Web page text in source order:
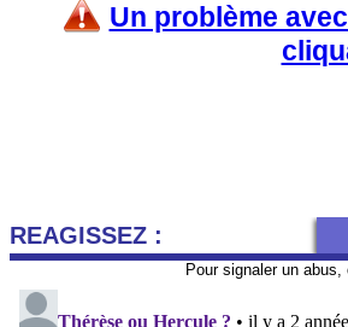
Un problème
REAGISSEZ :
Pour signaler un abus,